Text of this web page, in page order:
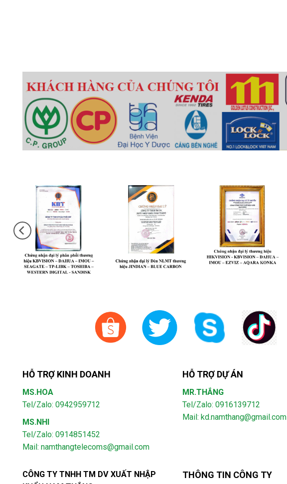
HỖ TRỢ KINH DOANH
MS.HOA
Tel/Zalo: 0942959712
MS.NHI
Tel/Zalo: 0914851452
Mail: namthangtelecoms@gmail.com
HỖ TRỢ DỰ ÁN
MR.THẮNG
Tel/Zalo: 0916139712
Mail: kd.namthang@gmail.com
CÔNG TY TNHH TM DV XUẤT NHẬP
THÔNG TIN CÔNG TY